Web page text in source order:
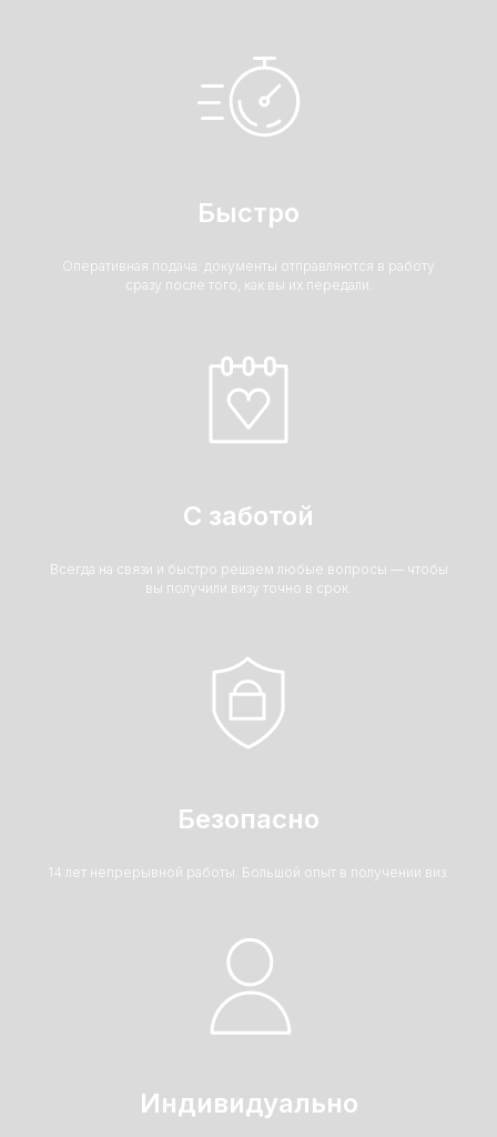
Быстро
Оперативная подача: документы отправляются в работу
сразу после того, как вы их передали.
С заботой
Всегда на связи и быстро решаем любые вопросы — чтобы
вы получили визу точно в срок.
Безопасно
14 лет непрерывной работы. Большой опыт в получении виз.
Индивидуально